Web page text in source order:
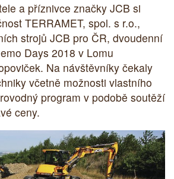
a příznivce značky JCB si
TERRAMET, spol. s r.o.,
strojů JCB pro ČR, dvoudenní
Days 2018 v Lomu
Na návštěvníky čekaly
včetně možnosti vlastního
program v podobě soutěží
ceny.